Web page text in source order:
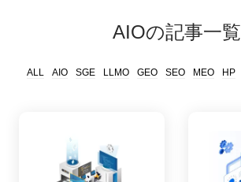
AIOの記事一覧
ALL AIO SGE LLMO GEO SEO MEO HP